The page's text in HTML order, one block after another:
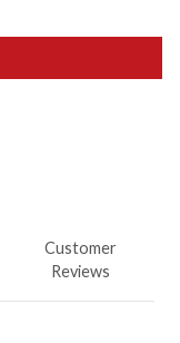
Customer
Reviews